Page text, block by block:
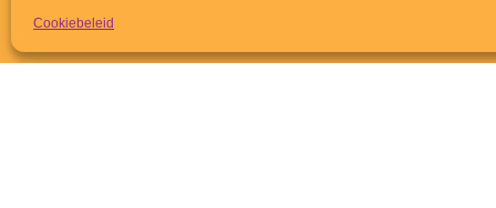
CookiebeleidANBI Diaconie